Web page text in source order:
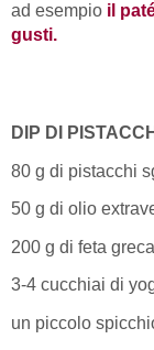
ad esempio il
gusti.
DIP DI
80 g di pistacchi
50 g di olio
200 g di feta
3-4 cucchiai di
un piccolo